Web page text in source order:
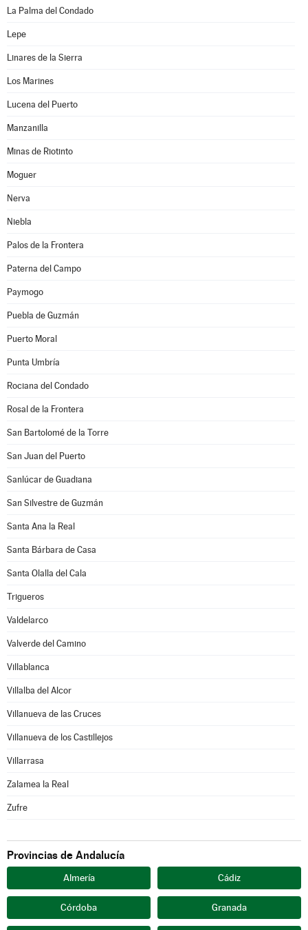
La Palma del Condado
Lepe
Linares de la Sierra
Los Marines
Lucena del Puerto
Manzanilla
Minas de Riotinto
Moguer
Nerva
Niebla
Palos de la Frontera
Paterna del Campo
Paymogo
Puebla de Guzmán
Puerto Moral
Punta Umbría
Rociana del Condado
Rosal de la Frontera
San Bartolomé de la Torre
San Juan del Puerto
Sanlúcar de Guadiana
San Silvestre de Guzmán
Santa Ana la Real
Santa Bárbara de Casa
Santa Olalla del Cala
Trigueros
Valdelarco
Valverde del Camino
Villablanca
Villalba del Alcor
Villanueva de las Cruces
Villanueva de los Castillejos
Villarrasa
Zalamea la Real
Zufre
Provincias de Andalucía
Almería Cádiz
Córdoba Granada